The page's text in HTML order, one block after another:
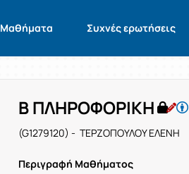
Μαθήματα Συχνές ερωτήσεις
Β ΠΛΗΡΟΦΟΡΙΚΗ
(G1279120) - ΤΕΡΖΟΠΟΥΛΟΥ ΕΛΕΝΗ
Περιγραφή Μαθήματος